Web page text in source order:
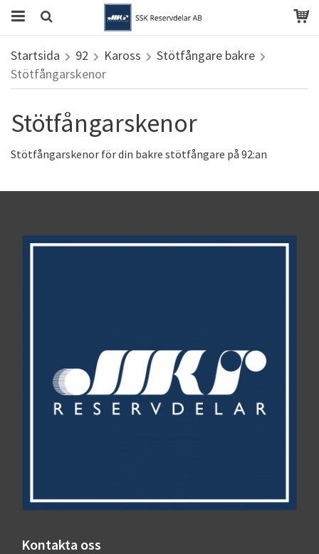
Startsida 92 Kaross
Stötfångare bakre
Stötfångarskenor
Stötfångarskenor
Stötfångarskenor för din bakre stötfångare på 92:an
Kontakta oss